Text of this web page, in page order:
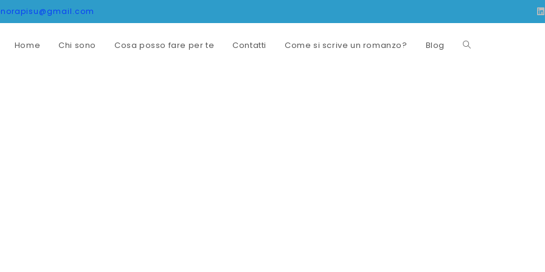
Home Chi sono Cosa posso fare per te Contatti Come si scrive un romanzo? Blog Attiva/disattiva